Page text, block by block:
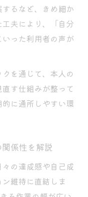
るなど、きめ細か
夫により、「自分
った利用者の声が
を通じて、本人の
す仕組みが整って
に通所しやすい環
係性を解説
の達成感や自己成
維持に直結しま